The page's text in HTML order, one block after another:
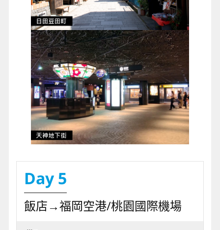
Day 5
飯店→福岡空港/桃園國際機場